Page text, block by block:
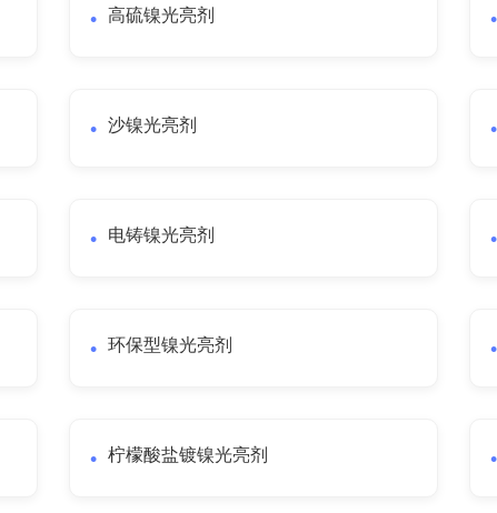
高硫镍光亮剂
沙镍光亮剂
电铸镍光亮剂
环保型镍光亮剂
柠檬酸盐镀镍光亮剂